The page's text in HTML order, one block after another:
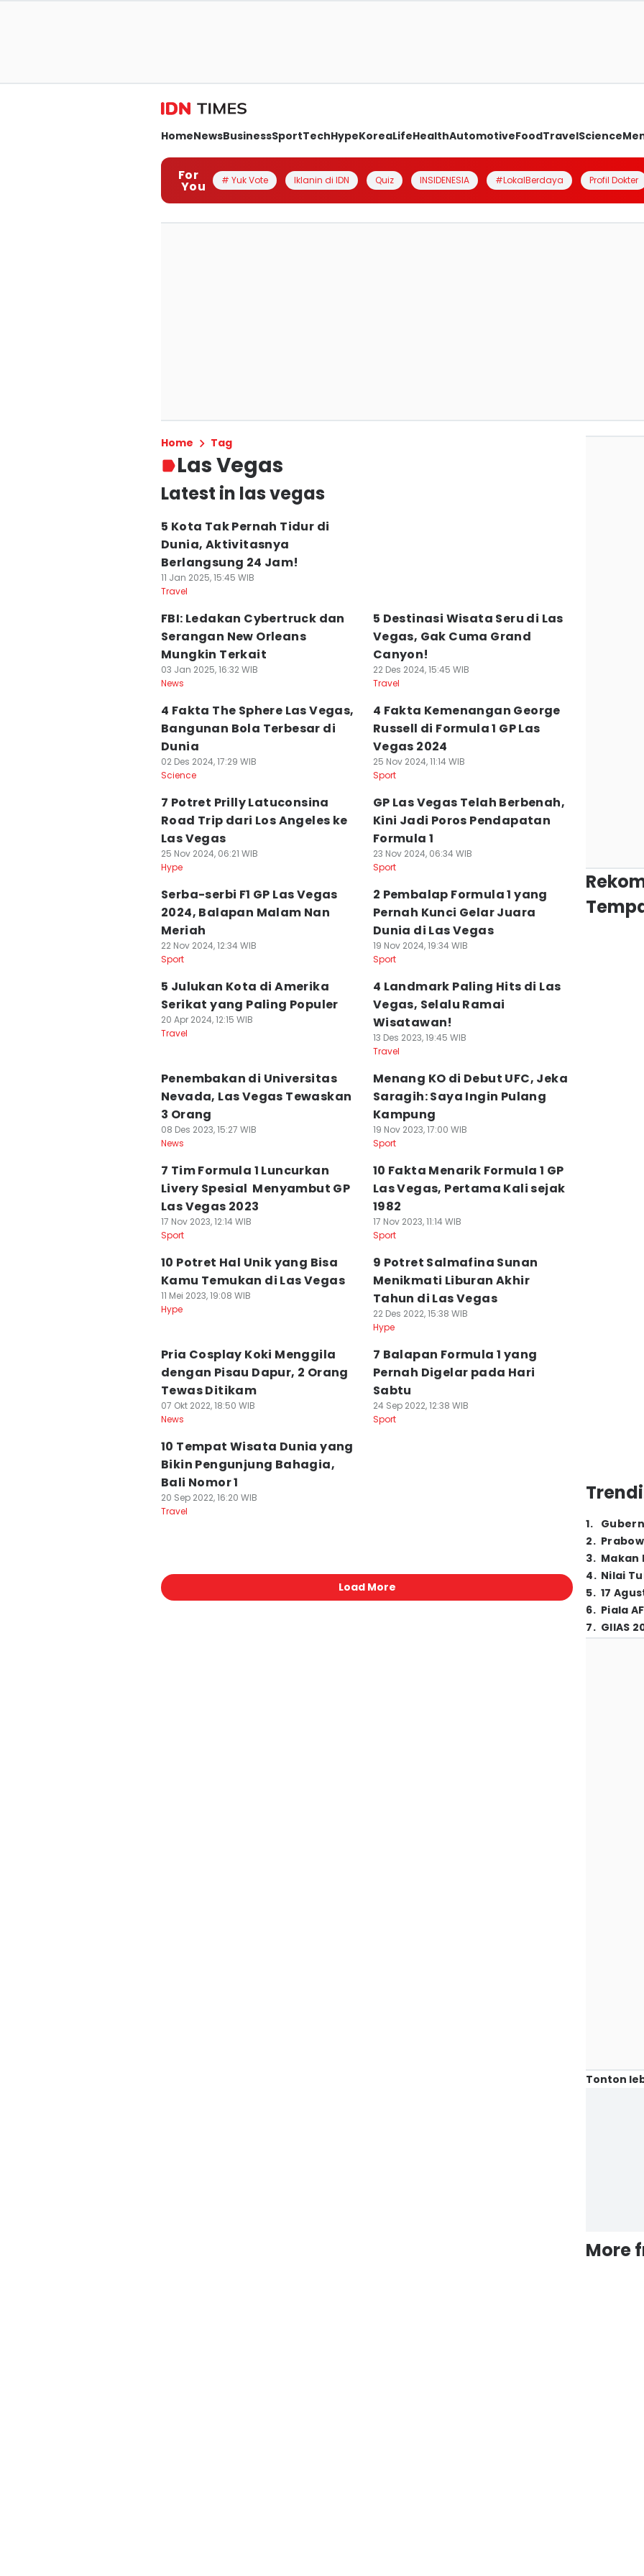
HomeNewsBusinessSportTechHypeKoreaLifeHealthAutomotiveFoodTravelScience
For
You # Yuk Vote Iklanin di IDN Quiz INSIDENESIA #LokalBerdaya Profil Dokter
Home Tag
Las Vegas
Latest in las vegas
5 Kota Tak Pernah Tidur di
Dunia, Aktivitasnya
Berlangsung 24 Jam!
11 Jan 2025, 15:45 WIB
Travel
FBI: Ledakan Cybertruck dan
Serangan New Orleans
Mungkin Terkait
03 Jan 2025, 16:32 WIB
News
5 Destinasi Wisata Seru di Las
Vegas, Gak Cuma Grand
Canyon!
22 Des 2024, 15:45 WIB
Travel
4 Fakta The Sphere Las Vegas,
Bangunan Bola Terbesar di
Dunia
02 Des 2024, 17:29 WIB
Science
4 Fakta Kemenangan George
Russell di Formula 1 GP Las
Vegas 2024
25 Nov 2024, 11:14 WIB
Sport
7 Potret Prilly Latuconsina
Road Trip dari Los Angeles ke
Las Vegas
25 Nov 2024, 06:21 WIB
Hype
GP Las Vegas Telah Berbenah,
Kini Jadi Poros Pendapatan
Formula 1
23 Nov 2024, 06:34 WIB
Sport
Serba-serbi F1 GP Las Vegas
2024, Balapan Malam Nan
Meriah
22 Nov 2024, 12:34 WIB
Sport
2 Pembalap Formula 1 yang
Pernah Kunci Gelar Juara
Dunia di Las Vegas
19 Nov 2024, 19:34 WIB
Sport
5 Julukan Kota di Amerika
Serikat yang Paling Populer
20 Apr 2024, 12:15 WIB
Travel
4 Landmark Paling Hits di Las
Vegas, Selalu Ramai
Wisatawan!
13 Des 2023, 19:45 WIB
Travel
Penembakan di Universitas
Nevada, Las Vegas Tewaskan
3 Orang
08 Des 2023, 15:27 WIB
News
Menang KO di Debut UFC, Jeka
Saragih: Saya Ingin Pulang
Kampung
19 Nov 2023, 17:00 WIB
Sport
7 Tim Formula 1 Luncurkan
Livery Spesial Menyambut GP
Las Vegas 2023
17 Nov 2023, 12:14 WIB
Sport
10 Fakta Menarik Formula 1 GP
Las Vegas, Pertama Kali sejak
1982
17 Nov 2023, 11:14 WIB
Sport
10 Potret Hal Unik yang Bisa
Kamu Temukan di Las Vegas
11 Mei 2023, 19:08 WIB
Hype
9 Potret Salmafina Sunan
Menikmati Liburan Akhir
Tahun di Las Vegas
22 Des 2022, 15:38 WIB
Hype
Pria Cosplay Koki Menggila
dengan Pisau Dapur, 2 Orang
Tewas Ditikam
07 Okt 2022, 18:50 WIB
News
7 Balapan Formula 1 yang
Pernah Digelar pada Hari
Sabtu
24 Sep 2022, 12:38 WIB
Sport
10 Tempat Wisata Dunia yang
Bikin Pengunjung Bahagia,
Bali Nomor 1
20 Sep 2022, 16:20 WIB
Travel
Load More
1.
2.
3. Makan
4. Nilai
5. 17
6. Piala
7. GIIAS
Tonton
More